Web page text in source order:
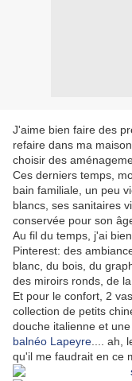
J'aime bien faire des
refaire dans ma
choisir des
Ces derniers temps,
bain familiale, un peu
blancs, ses sanitaires
conservée pour son
Au fil du temps, j'ai
Pinterest: des
blanc, du bois, du
des miroirs ronds, de la
Et pour le confort, 2
collection de petits
douche italienne et
balnéo Lapeyre .... ah,
qu'il me faudrait en ce